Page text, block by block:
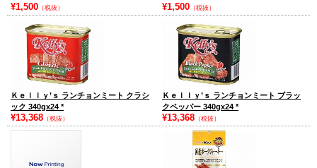
¥1,500 （税抜） ¥1,500 （税抜）
Ｋｅｌｌｙ’ｓ ランチョンミート クラシ
ック 340gx24 *
¥13,368 （税抜）
Ｋｅｌｌｙ’ｓ ランチョンミート ブラッ
クペッパー 340gx24 *
¥13,368 （税抜）